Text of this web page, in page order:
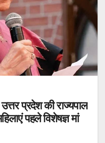
प्रदेश की राज्यपाल
पहले विशेषज्ञ मां